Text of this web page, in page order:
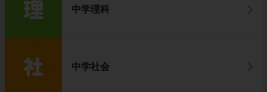
中学理科
中学社会